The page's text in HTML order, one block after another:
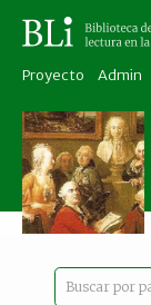
Proyecto Admin